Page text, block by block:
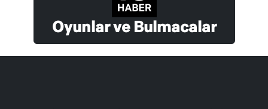
Oyunlar ve Bulmacalar